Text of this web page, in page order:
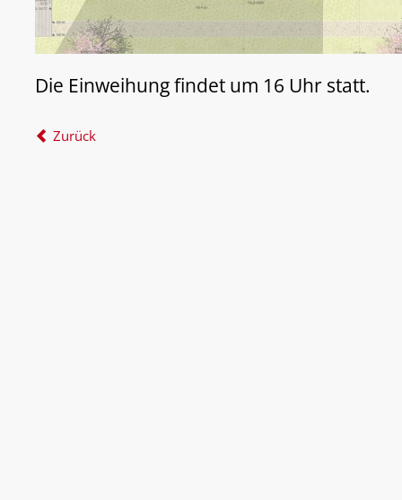
Die Einweihung findet um 16 Uhr statt.
Zurück